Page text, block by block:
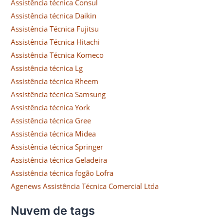
Assistência técnica Consul
Assistência técnica Daikin
Assistência Técnica Fujitsu
Assistência Técnica Hitachi
Assistência Técnica Komeco
Assistência técnica Lg
Assistência técnica Rheem
Assistência técnica Samsung
Assistência técnica York
Assistência técnica Gree
Assistência técnica Midea
Assistência técnica Springer
Assistência técnica Geladeira
Assistência técnica fogão Lofra
Agenews Assistência Técnica Comercial Ltda
Nuvem de tags